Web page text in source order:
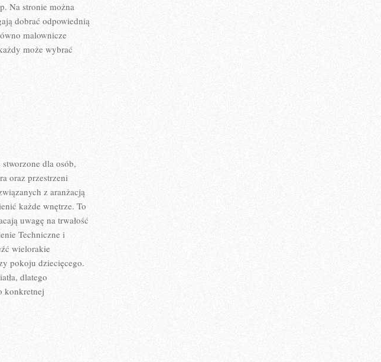
Na stronie można
dobrać odpowiednią
malownicze
może wybrać
dla osób,
oraz przestrzeni
z aranżacją
każde wnętrze. To
uwagę na trwałość
Techniczne i
wielorakie
pokoju dziecięcego.
dlatego
konkretnej